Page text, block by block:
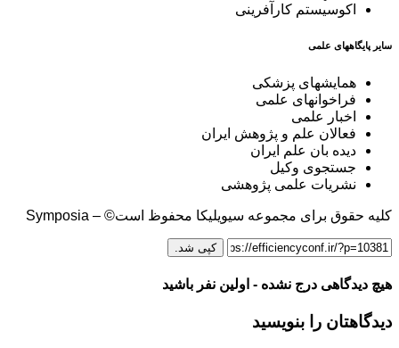
اکوسیستم کارآفرینی
سایر پایگاههای علمی
همایشهای پزشکی
فراخوانهای علمی
اخبار علمی
فعالان علم و پژوهش ایران
دیده بان علم ایران
جستجوی وکیل
نشریات علمی پژوهشی
کلیه حقوق برای مجموعه سیویلیکا محفوظ است© – Symposia
کپی شد.
هیچ دیدگاهی درج نشده - اولین نفر باشید
دیدگاهتان را بنویسید